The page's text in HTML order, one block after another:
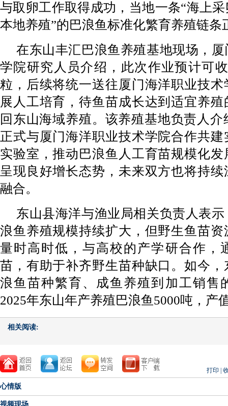
与取卵工作取得成功，当地一条“海上
本地养殖”的巴浪鱼标准化繁育养殖链条
在东山丰汇巴浪鱼养殖基地现场，
学院研究人员介绍，此次作业预计可
粒，后续将统一送往厦门海洋职业技
展人工培育，待鱼苗成长达到适宜养
回东山海域养殖。该养殖基地负责人介
正式与厦门海洋职业技术学院合作共
实验室，推动巴浪鱼人工育苗规模化
呈现良好增长态势，未来双方也将持
融合。
东山县海洋与渔业局相关负责人表
浪鱼养殖规模持续扩大，但野生鱼苗
量时高时低，与高校的产学研合作，
苗，有助于补齐野生苗种缺口。如今
浪鱼苗种繁育、成鱼养殖到加工销售
2025年东山年产养殖巴浪鱼5000吨，产
相关阅读:
打印
心情版
视频现场